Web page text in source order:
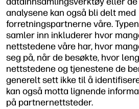
analysene kan også bli delt med
forretningspartnerne våre.
samler inn inkluderer hvor
nettstedene våre har, hvor
seg på, når de besøkte, hvor
nettstedene og tjenestene de
generelt sett ikke til å
kan også motta lignende
på partnernettsteder.